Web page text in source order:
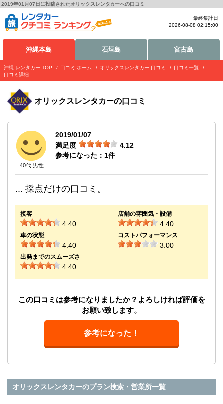
2019年01月07日に投稿されたオリックスレンタカーへの口コミ
最終集計日
2026-08-08 02:15:00
沖縄本島 石垣島 宮古島
沖縄 レンタカー TOP 口コミ ホーム オリックスレンタカー 口コミ
口コミ一覧
口コミ詳細
オリックスレンタカーの口コミ
40代 男性
2019/01/07
満足度
4.12
参考になった： 1件
... 採点だけの口コミ。
接客
4.40
店舗の雰囲気・設備
4.40
車の状態
4.40
コストパフォーマンス
3.00
出発までのスムーズさ
4.40
この口コミは参考になりましたか？よろしければ評価を
お願い致します。
参考になった！
オリックスレンタカーのプラン検索・営業所一覧